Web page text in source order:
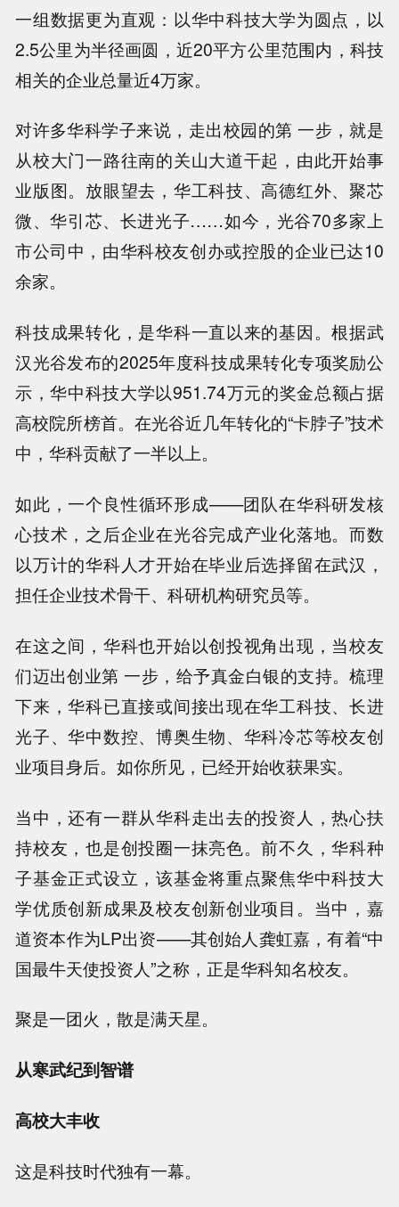
一组数据更为直观：以华中科技大学为圆点，以
2.5公里为半径画圆，近20平方公里范围内，科技
相关的企业总量近4万家。
对许多华科学子来说，走出校园的第 一步，就是
从校大门一路往南的关山大道干起，由此开始事
业版图。放眼望去，华工科技、高德红外、聚芯
微、华引芯、长进光子……如今，光谷70多家上
市公司中，由华科校友创办或控股的企业已达10
余家。
科技成果转化，是华科一直以来的基因。根据武
汉光谷发布的2025年度科技成果转化专项奖励公
示，华中科技大学以951.74万元的奖金总额占据
高校院所榜首。在光谷近几年转化的“卡脖子”技术
中，华科贡献了一半以上。
如此，一个良性循环形成——团队在华科研发核
心技术，之后企业在光谷完成产业化落地。而数
以万计的华科人才开始在毕业后选择留在武汉，
担任企业技术骨干、科研机构研究员等。
在这之间，华科也开始以创投视角出现，当校友
们迈出创业第 一步，给予真金白银的支持。梳理
下来，华科已直接或间接出现在华工科技、长进
光子、华中数控、博奥生物、华科冷芯等校友创
业项目身后。如你所见，已经开始收获果实。
当中，还有一群从华科走出去的投资人，热心扶
持校友，也是创投圈一抹亮色。前不久，华科种
子基金正式设立，该基金将重点聚焦华中科技大
学优质创新成果及校友创新创业项目。当中，嘉
道资本作为LP出资——其创始人龚虹嘉，有着“中
国最牛天使投资人”之称，正是华科知名校友。
聚是一团火，散是满天星。
从寒武纪到智谱
高校大丰收
这是科技时代独有一幕。